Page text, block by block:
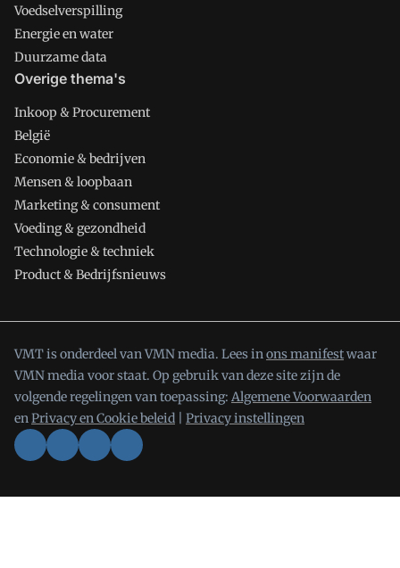
Voedselverspilling
Energie en water
Duurzame data
Overige thema's
Inkoop & Procurement
België
Economie & bedrijven
Mensen & loopbaan
Marketing & consument
Voeding & gezondheid
Technologie & techniek
Product & Bedrijfsnieuws
VMT is onderdeel van VMN media. Lees inons manifestwaar
VMN media voor staat. Op gebruik van deze site zijn de
volgende regelingen van toepassing: Algemene Voorwaarden
enPrivacy en Cookie beleid Privacy instellingen